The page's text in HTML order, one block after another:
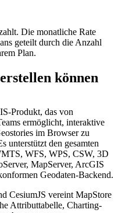
Die monatliche Rate
geteilt durch die Anzahl
Plan.
können
Produkt, das von
ermöglicht, interaktive
im Browser zu
unterstützt den gesamten
WFS, WPS, CSW, 3D
MapServer, ArcGIS
Geodaten-Backend.
CesiumJS vereint MapStore
Attributtabelle, Charting-